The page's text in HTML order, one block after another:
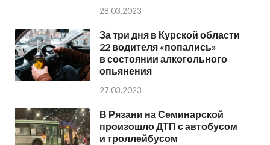
28.03.2023
За три дня в Курской области
22 водителя «попались»
в состоянии алкогольного
опьянения
27.03.2023
В Рязани на Семинарской
произошло ДТП с автобусом
и троллейбусом